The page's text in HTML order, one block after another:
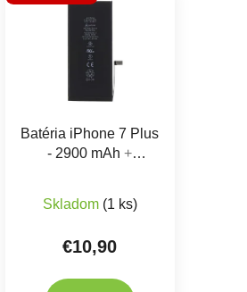
Batéria iPhone 7 Plus
- 2900 mAh+
Skladom (1 ks)
€10,90